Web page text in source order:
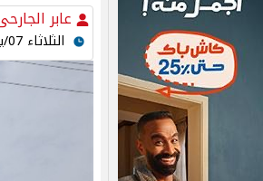
عابر
الثلاثاء 07/يوليو/2026 - 05:00 م